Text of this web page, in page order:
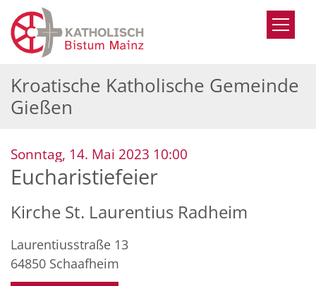
Zum Inhalt springen
Kroatische Katholische Gemeinde
Gießen
Sonntag, 14. Mai 2023 10:00
Eucharistiefeier
Kirche St. Laurentius Radheim
Laurentiusstraße 13
64850 Schaafheim